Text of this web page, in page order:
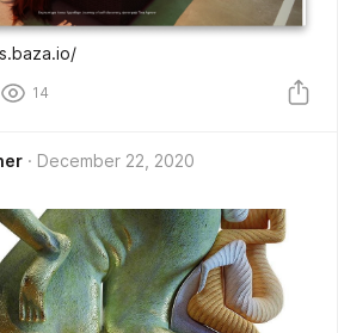
14
December 22, 2020